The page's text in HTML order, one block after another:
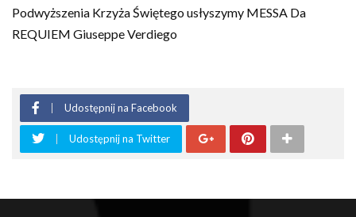
Podwyższenia Krzyża Świętego usłyszymy MESSA Da
REQUIEM Giuseppe Verdiego
Udostępnij na Facebook
Udostępnij na Twitter